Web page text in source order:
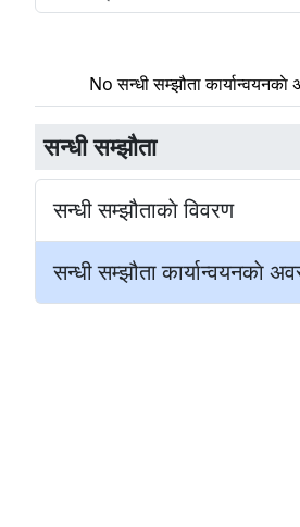
सन्धी सम्झाैता
सन्धी सम्झौताकाे विवरण
सन्धी सम्झौता कार्यान्वयनकाे
No सन्धी सम्झौता